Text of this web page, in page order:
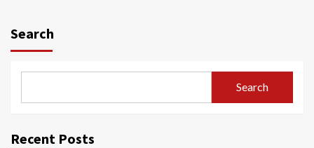
Search
Search
Recent Posts